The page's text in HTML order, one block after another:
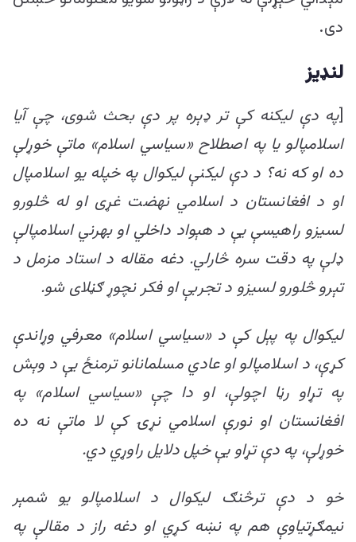
دی.
لنډیز
[په دې لیکنه کې تر ډېره پر دې بحث شوی، چې آيا
اسلامپالو یا په اصطلاح «سیاسي اسلام» ماتې خوړلې
ده او که نه؟ د دې لیکنې لیکوال په خپله یو اسلامپال
او د افغانستان د اسلامي نهضت غړی او له څلورو
لسیزو راهیسې یې د هېواد داخلي او بهرني اسلامپالې
ډلې په دقت سره څارلي. دغه مقاله د استاد مزمل د
تېرو څلورو لسیزو د تجربې او فکر نچوړ ګڼلای شو.
لیکوال په پېل کې د «سیاسي اسلام» معرفي وړاندې
کړې، د اسلامپالو او عادي مسلمانانو ترمنځ یې د وېش
په تړاو رڼا اچولې، او دا چې «سیاسي اسلام» په
افغانستان او نورې اسلامي نړۍ کې لا ماتې نه ده
خوړلې، په دې تړاو یې خپل دلایل راوړي دي.
خو د دې ترڅنګ لیکوال د اسلامپالو یو شمېر
نیمګړتیاوې هم په نښه کړي او دغه راز د مقالې په